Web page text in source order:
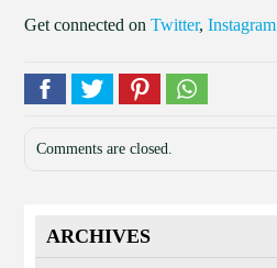
Get connected onTwitter,Instagram
Comments are closed.
ARCHIVES